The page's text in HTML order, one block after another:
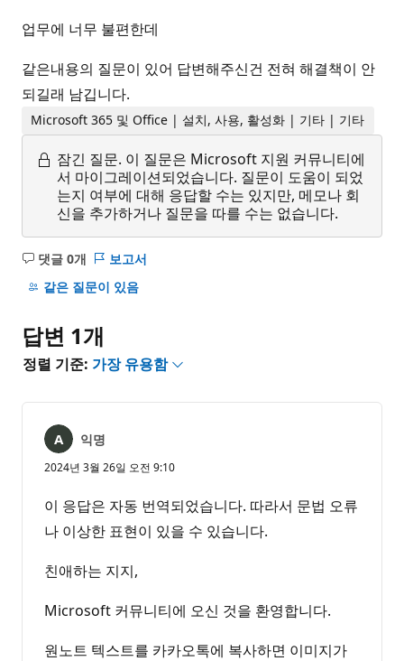
업무에 너무 불편한데
같은내용의 질문이 있어 답변해주신건 전혀 해결책이 안
되길래 남깁니다.
Microsoft 365 및 Office | 설치, 사용, 활성화 | 기타 | 기타
잠긴 질문. 이 질문은 Microsoft 지원 커뮤니티에
서 마이그레이션되었습니다. 질문이 도움이 되었
는지 여부에 대해 응답할 수는 있지만, 메모나 회
신을 추가하거나 질문을 따를 수는 없습니다.
댓글 0개
설
명
음
보고서
같은 질문이 있음
답변 1개
정렬 기준: 가장 유용함
익명
2024년 3월 26일 오전 9:10
이 응답은 자동 번역되었습니다. 따라서 문법 오류
나 이상한 표현이 있을 수 있습니다.
친애하는 지지,
Microsoft 커뮤니티에 오신 것을 환영합니다.
원노트 텍스트를 카카오톡에 복사하면 이미지가